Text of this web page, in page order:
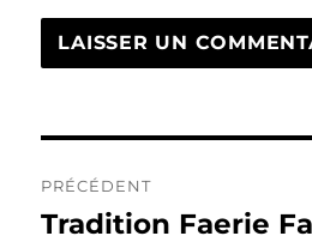
de
PRÉCÉDENT
Publication
Tradition Faerie